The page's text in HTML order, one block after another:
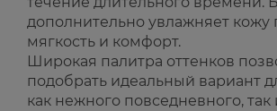
дополнительно увлажняет кожу
мягкость и комфорт.
Широкая палитра оттенков
подобрать идеальный вариант
как нежного повседневного, так